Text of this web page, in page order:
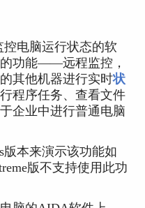
控电脑运行状态的软
功能——远程监控，
其他机器进行实时状
程序任务、查看文件
企业中进行普通电脑
版本来演示该功能如
版不支持使用此功